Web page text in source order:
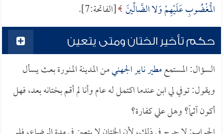
الْمَغْضُوبِ عَلَيْهِمْ وَلا الضَّالِّينَ [الفاتحة:7].
حكم تأخير الختان ومتى يتعين
السؤال: المستمعمطير ناير الجهنيمن المدينة المنورة بعث يسأل
ويقول: توفي لي ابن عندما اكتمل له عام وأنا لم أقم بختانه بعد، فهل
أكون آثماً؟ وهل علي كفارة؟